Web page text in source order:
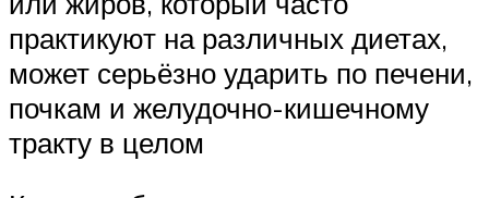
практикуют на различных диетах,
может серьёзно ударить по печени,
почкам и желудочно-кишечному
тракту в целом